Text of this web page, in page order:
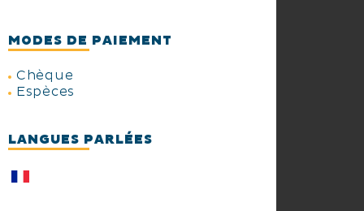
MODES DE PAIEMENT
Chèque
Espèces
LANGUES PARLÉES